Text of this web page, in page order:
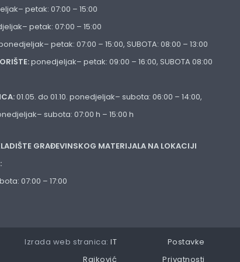
petak: 07:00 – 15:00
petak: 07:00 – 15:00
petak: 07:00 – 15:00, SUBOTA: 08:00 – 13:00
ponedjeljak– petak: 09:00 – 16:00, SUBOTA 08:00
01.05. do 01.10. ponedjeljak– subota: 06:00 – 14:00,
subota: 07:00 h – 15:00 h
GRAĐEVINSKOG MATERIJALA NA LOKACIJI
07:00 – 17:00
Izrada web stranica:IT
Rajković
Postavke
Privatnosti